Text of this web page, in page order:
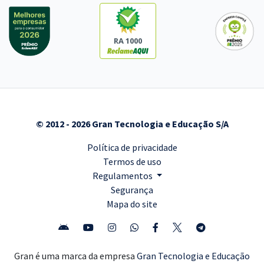
RA 1000
© 2012 - 2026 Gran Tecnologia e Educação S/A
Política de privacidade
Termos de uso
Regulamentos
Segurança
Mapa do site
Gran é uma marca da empresa Gran Tecnologia e Educação